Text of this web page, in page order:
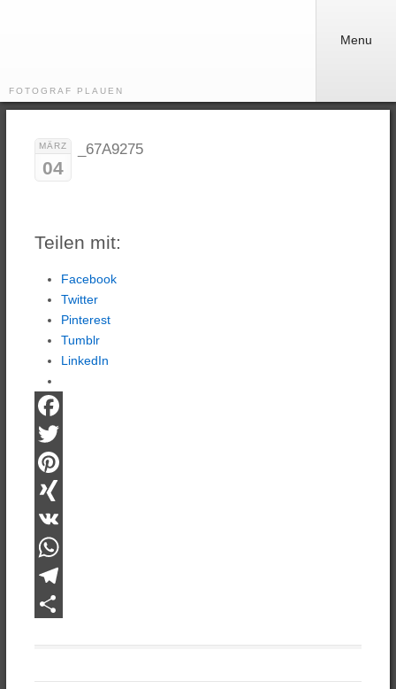
FOTOGRAF PLAUEN
Menu
MÄRZ
04
_67A9275
Teilen mit:
Facebook
Twitter
Pinterest
Tumblr
LinkedIn
Facebook
Twitter
Pinterest
XING
VK
WhatsApp
Telegram